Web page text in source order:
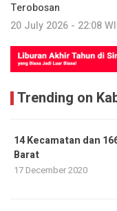
Terobosan
20 July 2026 - 22:08
Trending on
14 Kecamatan dan
Barat
17 December 2020